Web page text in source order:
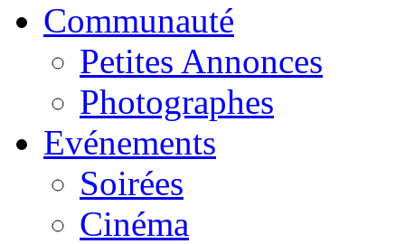
Communauté
Petites Annonces
Photographes
Evénements
Soirées
Cinéma